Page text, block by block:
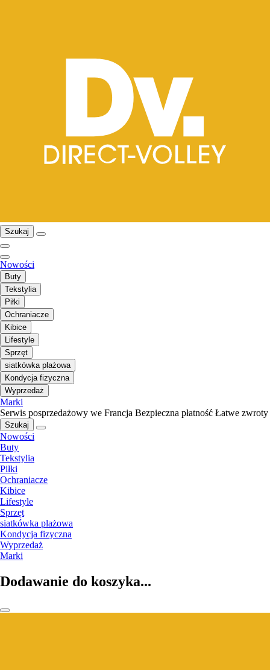
Szukaj
Nowości
Buty
Tekstylia
Piłki
Ochraniacze
Kibice
Lifestyle
Sprzęt
siatkówka plażowa
Kondycja fizyczna
Wyprzedaż
Marki
Serwis posprzedażowy we Francja Bezpieczna płatność Łatwe zwroty
Szukaj
Nowości
Buty
Tekstylia
Piłki
Ochraniacze
Kibice
Lifestyle
Sprzęt
siatkówka plażowa
Kondycja fizyczna
Wyprzedaż
Marki
Dodawanie do koszyka...